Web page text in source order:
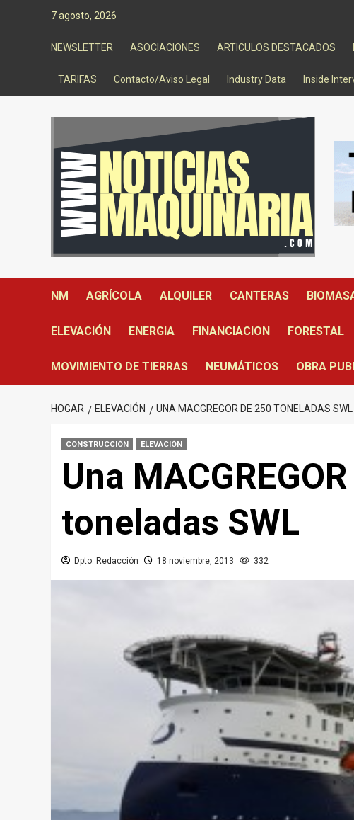
7 agosto, 2026
NEWSLETTER ASOCIACIONES ARTICULOS DESTACADOS
TARIFAS Contacto/Aviso Legal Industry Data Inside
NM AGRÍCOLA ALQUILER CANTERAS
ELEVACIÓN ENERGIA FINANCIACION FORESTAL
MOVIMIENTO DE TIERRAS NEUMÁTICOS OBRA
HOGAR ELEVACIÓN UNA MACGREGOR DE 250 TONELADAS SWL
CONSTRUCCIÓN ELEVACIÓN
Una
toneladas SWL
Dpto. Redacción 18 noviembre, 2013 332